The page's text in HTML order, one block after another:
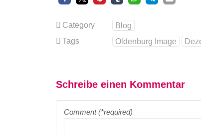
Category
Blog
Tags
Oldenburg Image
Schreibe einen Kommentar
Comment (*required)